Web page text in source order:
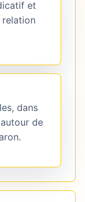
et
dans
de